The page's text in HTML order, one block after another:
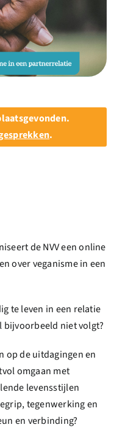
.
de NVV een online
over veganisme in een
te leven in een relatie
bijvoorbeeld niet volgt?
op de uitdagingen en
omgaan met
levensstijlen
tegenwerking en
en verbinding?